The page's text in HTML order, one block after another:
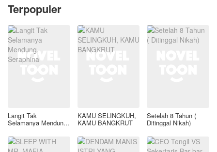
Terpopuler
Langit Tak
Selamanya Mendung,
KAMU SELINGKUH,
KAMU BANGKRUT
Setelah 8 Tahun (
Ditinggal Nikah)